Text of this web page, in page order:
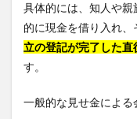
具体的には、知人や
的に現金を借り入れ、
立の登記が完了した
す。
一般的な見せ金による